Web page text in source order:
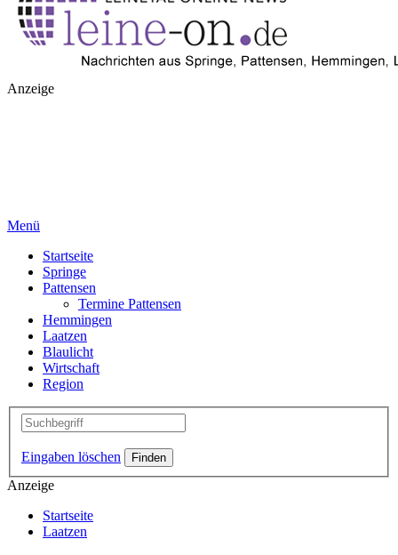
Anzeige
Menü
Startseite
Springe
Pattensen
Termine Pattensen
Hemmingen
Laatzen
Blaulicht
Wirtschaft
Region
Eingaben löschen
Anzeige
Startseite
Laatzen